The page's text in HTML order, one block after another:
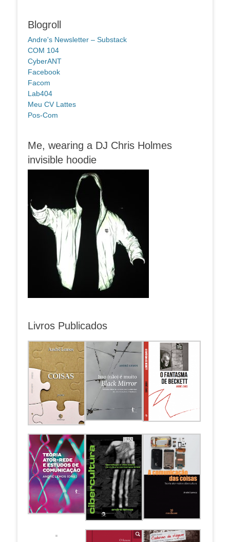
Blogroll
Andre's Newsletter – Substack
COM 104
CyberANT
Facebook
Facom
Lab404
Meu CV Lattes
Pos-Com
Me, wearing a DJ Chris Holmes
invisible hoodie
Livros Publicados